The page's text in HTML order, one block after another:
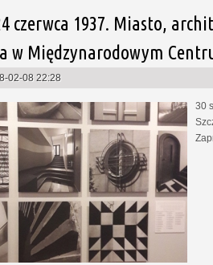
czerwca 1937. Miasto,
w Międzynarodowym
02-08 22:28
30